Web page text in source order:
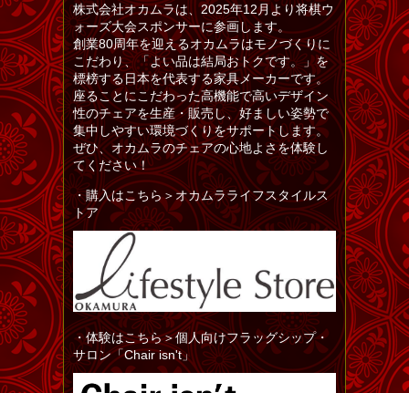
株式会社オカムラは、2025年12月より将棋ウ
ォーズ大会スポンサーに参画します。
創業80周年を迎えるオカムラはモノづくりに
こだわり、「よい品は結局おトクです。」を
標榜する日本を代表する家具メーカーです。
座ることにこだわった高機能で高いデザイン
性のチェアを生産・販売し、好ましい姿勢で
集中しやすい環境づくりをサポートします。
ぜひ、オカムラのチェアの心地よさを体験し
てください！
・購入はこちら＞オカムラライフスタイルス
トア
・体験はこちら＞個人向けフラッグシップ・
サロン「Chair isn't」